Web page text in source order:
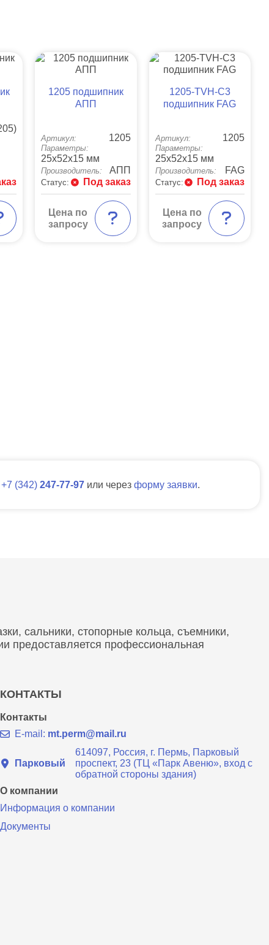
1205 подшипник
АПП
Артикул: 1205
Параметры:
25x52x15 мм
Производитель: АПП
Статус: Под заказ
Цена по
запросу
1205-TVH-C3
подшипник FAG
Артикул: 1205
Параметры:
25x52x15 мм
Производитель: FAG
Статус: Под заказ
Цена по
запросу
7 342 247-77-97 или через форму заявки.
сальники, стопорные кольца, съемники,
предоставляется профессиональная
КОНТАКТЫ
Контакты
E-mail: mt.perm@mail.ru
Парковый
614097, Россия, г. Пермь, Парковый
проспект, 23 (ТЦ «Парк Авеню», вход с
обратной стороны здания)
О компании
Информация о компании
Документы